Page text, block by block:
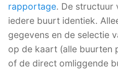
rapportage. De structuur
iedere buurt identiek.
gegevens en de selectie
op de kaart (alle buurten
of de direct omliggende